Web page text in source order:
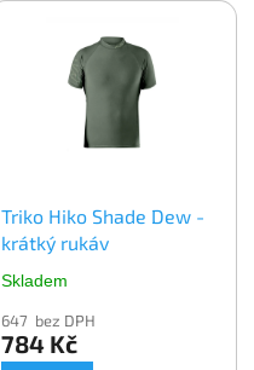
Triko Hiko Shade Dew -
krátký rukáv
Skladem
647 bez DPH
784 Kč